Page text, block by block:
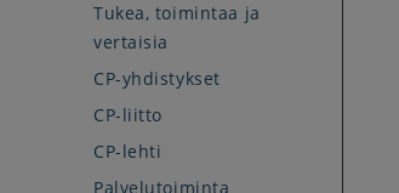
Tukea, toimintaa ja
vertaisia
CP-yhdistykset
CP-liitto
CP-lehti
Palvelutoiminta